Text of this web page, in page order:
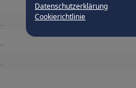
Datenschutzerklärung
Cookierichtlinie
-
-
-